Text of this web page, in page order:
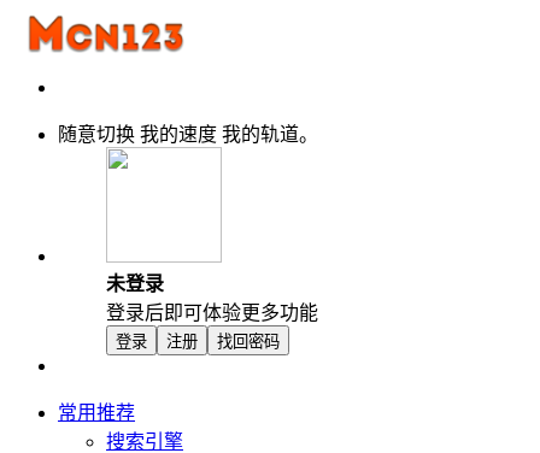
随意切换 我的速度 我的轨道。
未登录
登录后即可体验更多功能
登录 注册 找回密码
常用推荐
搜索引擎